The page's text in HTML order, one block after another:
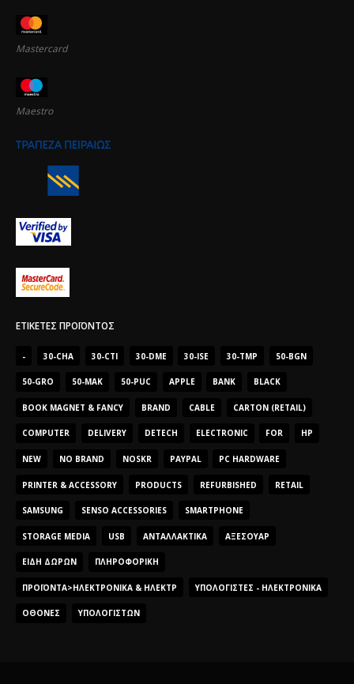
Mastercard
Maestro
ΕΤΙΚΈΤΕΣ ΠΡΟΪΌΝΤΟΣ
- 30-CHA 30-CTI 30-DME 30-ISE 30-TMP 50-BGN
50-GRO 50-MAK 50-PUC APPLE BANK BLACK
BOOK MAGNET & FANCY BRAND CABLE CARTON (RETAIL)
COMPUTER DELIVERY DETECH ELECTRONIC FOR HP
NEW NO BRAND NOSKR PAYPAL PC HARDWARE
PRINTER & ACCESSORY PRODUCTS REFURBISHED RETAIL
SAMSUNG SENSO ACCESSORIES SMARTPHONE
STORAGE MEDIA USB ΑΝΤΑΛΛΑΚΤΙΚΆ ΑΞΕΣΟΥΆΡ
ΕΊΔΗ ΔΏΡΩΝ ΠΛΗΡΟΦΟΡΙΚΉ
ΠΡΟΪΌΝΤΑ>ΗΛΕΚΤΡΟΝΙΚΆ & ΗΛΕΚΤΡ ΥΠΟΛΟΓΙΣΤΈΣ - ΗΛΕΚΤΡΟΝΙΚΆ
ΟΘΌΝΕΣ ΥΠΟΛΟΓΙΣΤΏΝ